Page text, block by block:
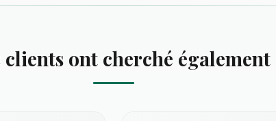
clients ont cherché également